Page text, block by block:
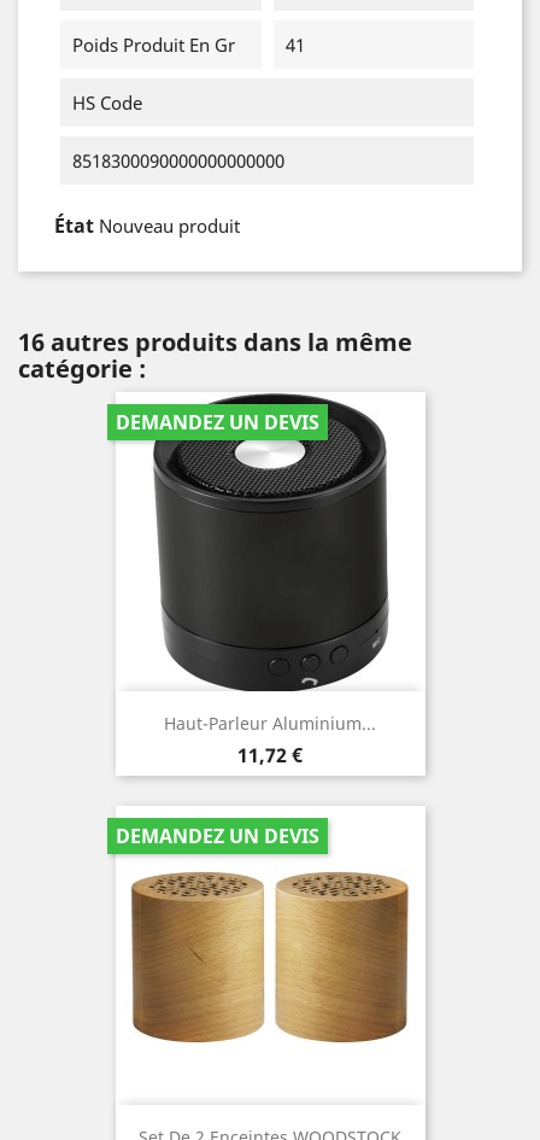
Poids Produit En Gr 41
HS Code
8518300090000000000000
État Nouveau produit
16 autres produits dans la même
catégorie :
Haut-Parleur Aluminium...
Prix
11,72 €
DEMANDEZ UN DEVIS
DEMANDEZ UN DEVIS